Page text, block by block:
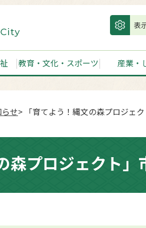
表
教育・文化・スポーツ 産業・
せ> 「育てよう！縄文の森プロジェ
森プロジェクト